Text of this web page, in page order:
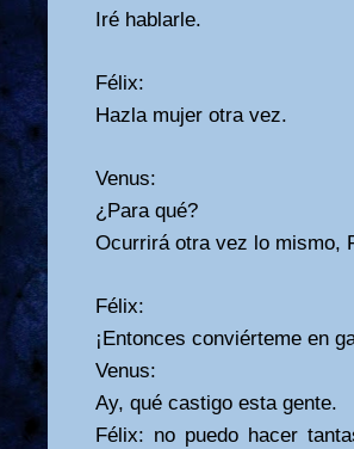
Iré hablarle.
Félix:
Hazla mujer otra vez.
Venus:
¿Para qué?
Ocurrirá otra vez lo mismo,
Félix:
¡Entonces conviérteme en
Venus:
Ay, qué castigo esta gente.
Félix: no puedo hacer